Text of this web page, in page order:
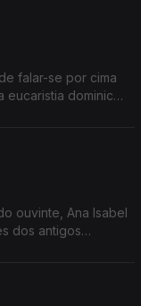
falar-se por cima
eucaristia dominical
ouvinte, Ana Isabel
dos antigos